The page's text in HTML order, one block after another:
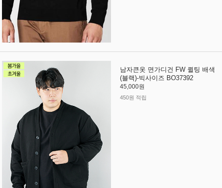
남자큰옷 면가디건 FW 퀼팅 배색
(블랙)-빅사이즈 BO37392
45,000원
450원 적립